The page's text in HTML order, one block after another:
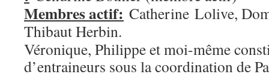
Membres actif: Catherine Lolive,
Thibaut Herbin.
Véronique, Philippe et moi-même
d’entraineurs sous la coordination de